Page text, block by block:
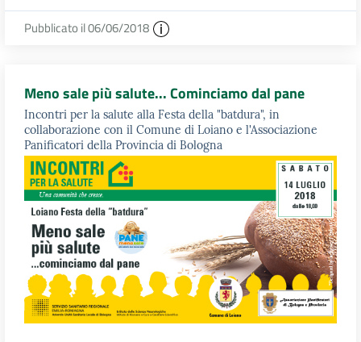
Pubblicato il 06/06/2018
Meno sale più salute... Cominciamo dal pane
Incontri per la salute alla Festa della "batdura", in
collaborazione con il Comune di Loiano e l'Associazione
Panificatori della Provincia di Bologna